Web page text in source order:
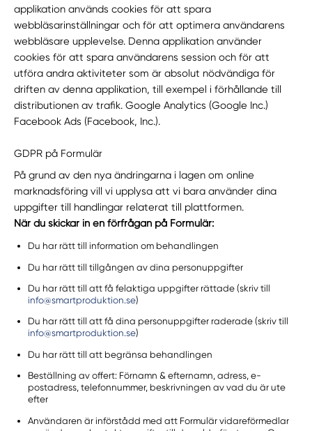
applikation används cookies för att spara
webbläsarinställningar och för att optimera användarens
webbläsare upplevelse. Denna applikation använder
cookies för att spara användarens session och för att
utföra andra aktiviteter som är absolut nödvändiga för
driften av denna applikation, till exempel i förhållande till
distributionen av trafik. Google Analytics (Google Inc.)
Facebook Ads (Facebook, Inc.).
GDPR på Formulär
På grund av den nya ändringarna i lagen om online
marknadsföring vill vi upplysa att vi bara använder dina
uppgifter till handlingar relaterat till plattformen.
När du skickar in en förfrågan på Formulär:
Du har rätt till information om behandlingen
Du har rätt till tillgången av dina personuppgifter
Du har rätt till att få felaktiga uppgifter rättade (skriv till
info@smartproduktion.se)
Du har rätt till att få dina personuppgifter raderade (skriv till
info@smartproduktion.se)
Du har rätt till att begränsa behandlingen
Beställning av offert: Förnamn & efternamn, adress, e-
postadress, telefonnummer, beskrivningen av vad du är ute
efter
Användaren är införstådd med att Formulär vidareförmedlar